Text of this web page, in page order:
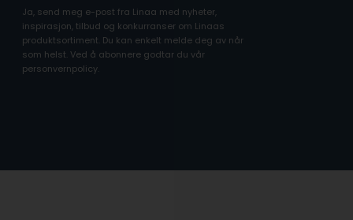
Ja, send meg e-post fra Linaa med nyheter,
inspirasjon, tilbud og konkurranser om Linaas
produktsortiment. Du kan enkelt melde deg av når
som helst. Ved å abonnere godtar du vår
personvernpolicy.